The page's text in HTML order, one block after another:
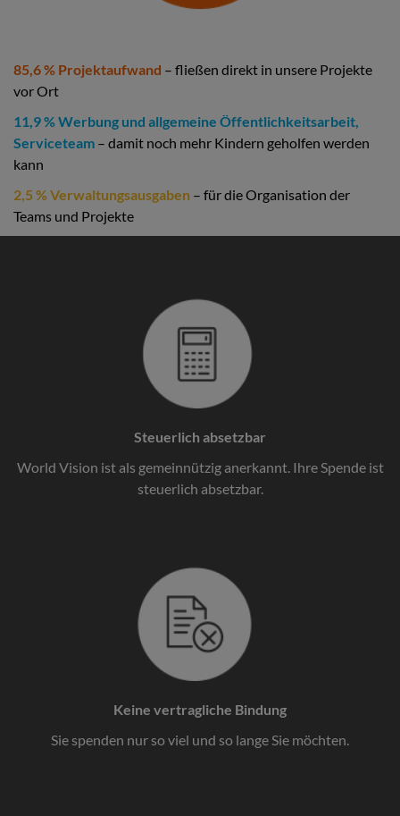
85,6 % Projektaufwand – fließen direkt in unsere Projekte
vor Ort
11,9 % Werbung und allgemeine Öffentlichkeitsarbeit,
Serviceteam – damit noch mehr Kindern geholfen werden
kann
2,5 % Verwaltungsausgaben – für die Organisation der
Teams und Projekte
Steuerlich absetzbar
World Vision ist als gemeinnützig anerkannt. Ihre Spende ist
steuerlich absetzbar.
Keine vertragliche Bindung
Sie spenden nur so viel und so lange Sie möchten.